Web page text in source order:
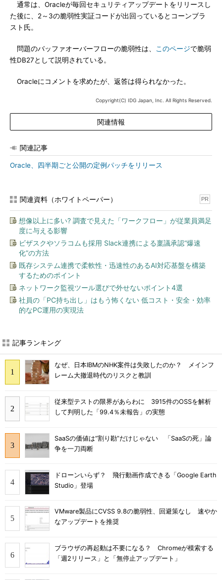
通常は、Oracleが毎回セキュリティアップデートをリリースし
た後に、2～3の脆弱性実証コードが出回っているとコーンブラ
スト氏。
問題のバッファオーバーフローの脆弱性は、 このページで脆弱
性DB27として説明されている。
Oracleにコメントを求めたが、返答は得られなかった。
Copyright(C) IDG Japan, Inc. All Rights Reserved.
関連情報
関連記事
Oracle、四半期ごと公開の定例パッチをリリース
関連資料（ホワイトペーパー） PR
想像以上に多い? 調査で見えた「ワークフロー」が従業員満足
度に与える影響
ビザスクやソラコムも採用 Slack連携による稟議承認“爆速
化”の方法
既存システム連携で柔軟性・迅速性のあるAI対応基盤を構築
するためのポイント
ネットワーク監視ツール選びで外せないポイント4選
社員の「PC持ち出し」はもう怖くない 低コスト・安全・効率
的なPC運用の実現法
記事ランキング
なぜ、日本IBMのNHK案件は失敗したのか？ メインフ
レーム大撤退時代のリスクと教訓
従来型テストの限界があらわに 3915件のOSSを解析
して判明した「99.4％未報告」の実態
SaaSの価値は“割り勘”だけじゃない 「SaaSの死」論
争を一刀両断
ドローンいらず？ 飛行動画作成できる「Google Earth
Studio」登場
VMware製品にCVSS 9.8の脆弱性、回避策なし 速やか
なアップデートを推奨
ブラウザの再起動は不要になる？ Chromeが模索する
「週2リリース」と「無停止アップデート」